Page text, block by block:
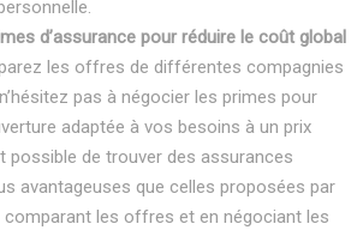
d’assurance pour réduire le coût global
les offres de différentes compagnies
pas à négocier les primes pour
adaptée à vos besoins à un prix
possible de trouver des assurances
avantageuses que celles proposées par
comparant les offres et en négociant les